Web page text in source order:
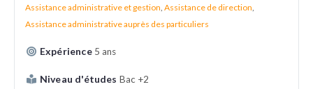
Assistance administrative et gestion Assistance de direction
Assistance administrative auprès des particuliers
Expérience 5 ans
Niveau d'études Bac +2